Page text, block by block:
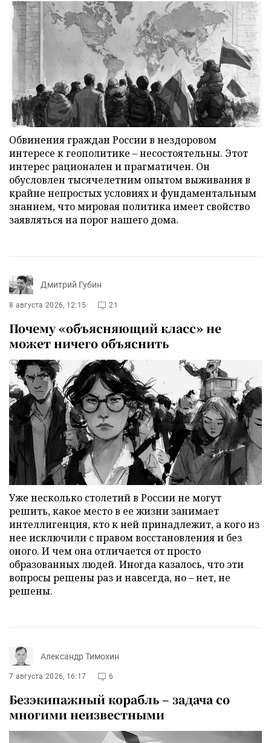
Обвинения граждан России в нездоровом
интересе к геополитике – несостоятельны. Этот
интерес рационален и прагматичен. Он
обусловлен тысячелетним опытом выживания в
крайне непростых условиях и фундаментальным
знанием, что мировая политика имеет свойство
заявляться на порог нашего дома.
Дмитрий Губин
8 августа 2026, 12:15 21
Почему «объясняющий класс» не
может ничего объяснить
Уже несколько столетий в России не могут
решить, какое место в ее жизни занимает
интеллигенция, кто к ней принадлежит, а кого из
нее исключили с правом восстановления и без
оного. И чем она отличается от просто
образованных людей. Иногда казалось, что эти
вопросы решены раз и навсегда, но – нет, не
решены.
Александр Тимохин
7 августа 2026, 16:17 6
Безэкипажный корабль – задача со
многими неизвестными